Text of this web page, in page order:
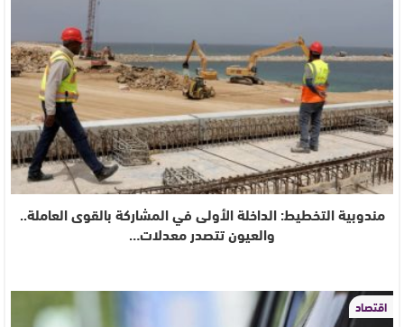
مندوبية التخطيط: الداخلة الأولى في المشاركة بالقوى العاملة..
والعيون تتصدر معدلات…
اقتصاد